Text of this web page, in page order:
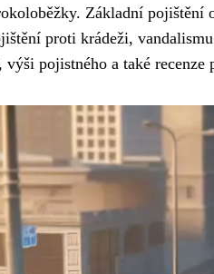
Základní pojištění
proti krádeži,
pojistného a také recenze